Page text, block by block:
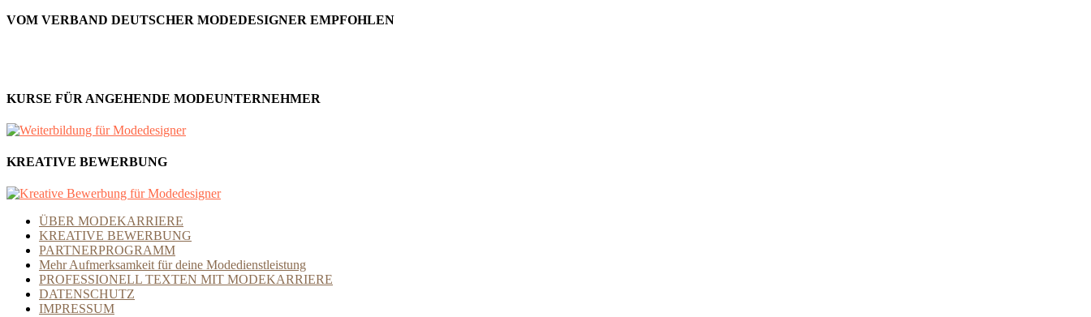
VOM VERBAND DEUTSCHER MODEDESIGNER EMPFOHLEN
KURSE FÜR ANGEHENDE MODEUNTERNEHMER
KREATIVE BEWERBUNG
ÜBER MODEKARRIERE
KREATIVE BEWERBUNG
PARTNERPROGRAMM
Mehr Aufmerksamkeit für deine Modedienstleistung
PROFESSIONELL TEXTEN MIT MODEKARRIERE
DATENSCHUTZ
IMPRESSUM